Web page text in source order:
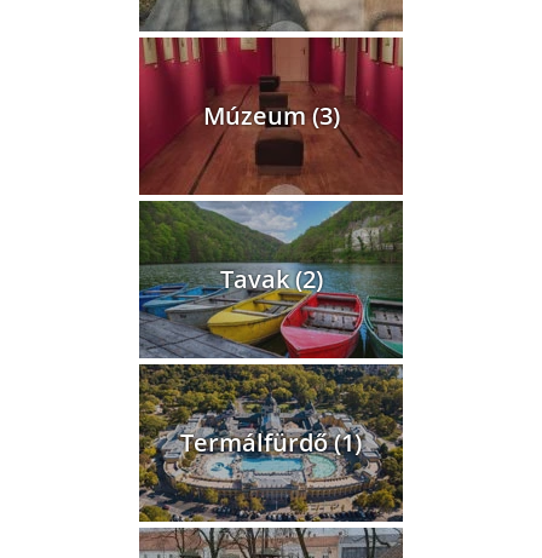
Múzeum (3)
Tavak (2)
Termálfürdő (1)